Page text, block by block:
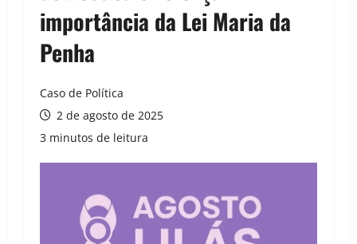
importância da Lei Maria da
Penha
Caso de Política
2 de agosto de 2025
3 minutos de leitura